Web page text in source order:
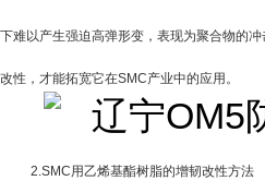
下难以产生强迫高弹形变，表现为聚合物的
改性，才能拓宽它在SMC产业中的应用。
2.SMC用乙烯基酯树脂的增韧改性方法